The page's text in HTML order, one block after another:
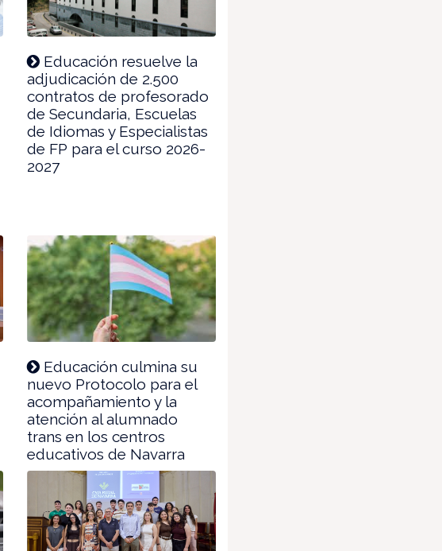
Educación resuelve la
adjudicación de 2.500
contratos de profesorado
de Secundaria, Escuelas
de Idiomas y Especialistas
de FP para el curso 2026-
2027
Educación culmina su
nuevo Protocolo para el
acompañamiento y la
atención al alumnado
trans en los centros
educativos de Navarra